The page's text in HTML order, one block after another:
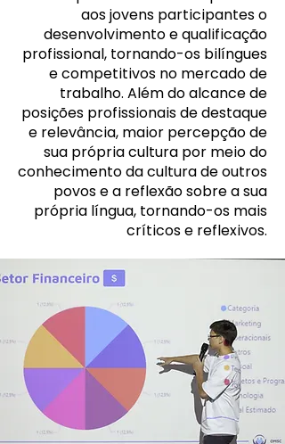
aos jovens participantes o
desenvolvimento e qualificação
profissional, tornando-os bilíngues
e competitivos no mercado de
trabalho. Além do alcance de
posições profissionais de destaque
e relevância, maior percepção de
sua própria cultura por meio do
conhecimento da cultura de outros
povos e a reflexão sobre a sua
própria língua, tornando-os mais
críticos e reflexivos.